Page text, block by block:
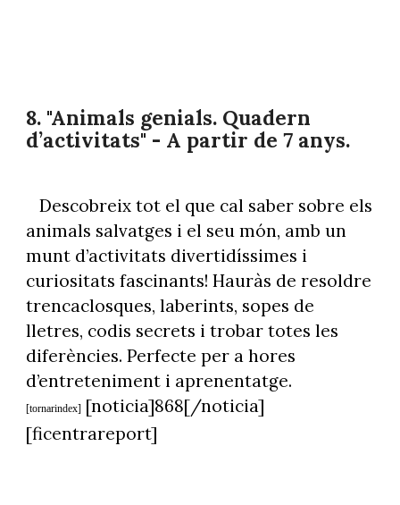
8. "Animals genials. Quadern
d’activitats" - A partir de 7 anys.
Descobreix tot el que cal saber sobre els
animals salvatges i el seu món, amb un
munt d’activitats divertidíssimes i
curiositats fascinants! Hauràs de resoldre
trencaclosques, laberints, sopes de
lletres, codis secrets i trobar totes les
diferències. Perfecte per a hores
d’entreteniment i aprenentatge.
[tornarindex][noticia]868[/noticia]
[ficentrareport]